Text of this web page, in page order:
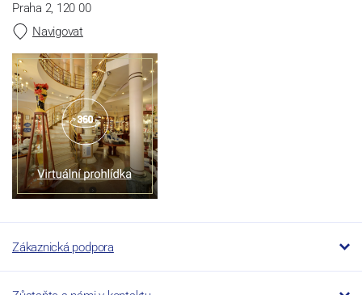
Praha 2, 120 00
Navigovat
Zákaznická podpora